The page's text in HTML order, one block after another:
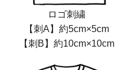
ロゴ刺繍
【刺A】約5cm×5cm
【刺B】約10cm×10cm